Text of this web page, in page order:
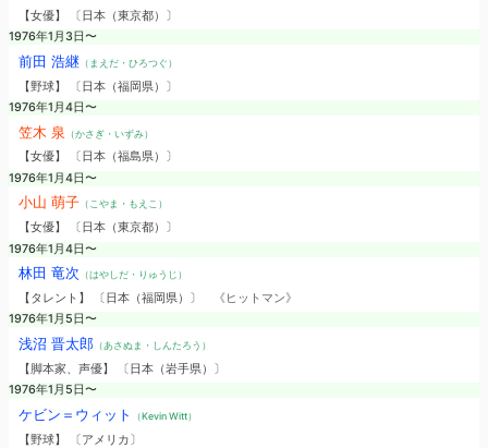
【女優】 〔日本（東京都）〕
1976年1月3日〜
前田 浩継（まえだ・ひろつぐ）
【野球】 〔日本（福岡県）〕
1976年1月4日〜
笠木 泉 （かさぎ・いずみ）
【女優】 〔日本（福島県）〕
1976年1月4日〜
小山 萌子（こやま・もえこ）
【女優】 〔日本（東京都）〕
1976年1月4日〜
林田 竜次 （はやしだ・りゅうじ）
【タレント】 〔日本（福岡県）〕
《ヒットマン》
1976年1月5日〜
浅沼 晋太郎（あさぬま・しんたろう）
【脚本家、声優】 〔日本（岩手県）〕
1976年1月5日〜
ケビン＝ウィット （Kevin Witt）
【野球】 〔アメリカ〕